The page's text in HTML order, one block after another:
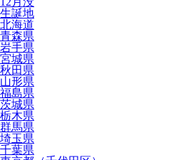
生誕地
北海道
青森県
岩手県
宮城県
秋田県
山形県
福島県
茨城県
栃木県
群馬県
埼玉県
千葉県